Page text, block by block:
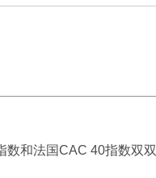
数和法国CAC 40指数双双